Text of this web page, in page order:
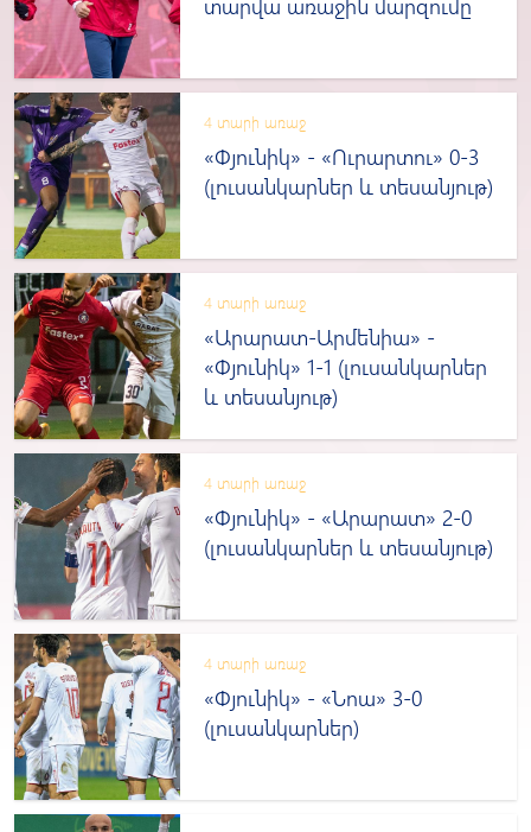
տարվա առաջին մարզումը
4 տարի առաջ
«Փյունիկ» - «Ուրարտու» 0-3
(լուսանկարներ և տեսանյութ)
4 տարի առաջ
«Արարատ-Արմենիա» -
«Փյունիկ» 1-1 (լուսանկարներ
և տեսանյութ)
4 տարի առաջ
«Փյունիկ» - «Արարատ» 2-0
(լուսանկարներ և տեսանյութ)
4 տարի առաջ
«Փյունիկ» - «Նոա» 3-0
(լուսանկարներ)